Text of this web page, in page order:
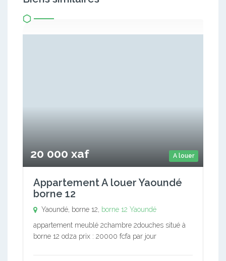
A louer
20 000 xaf
Appartement A louer Yaoundé
borne 12
Yaoundé, borne 12, borne 12 Yaoundé
appartement meublé 2chambre 2douches situé à
borne 12 odza prix : 20000 fcfa par jour